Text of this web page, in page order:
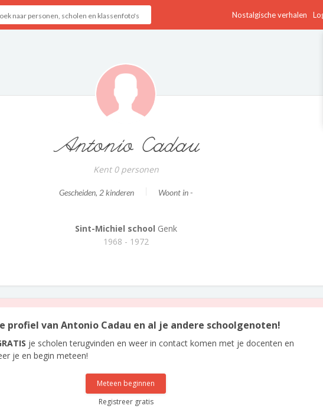
Nostalgische verhalen
Antonio Cadau
Kent 0 personen
Gescheiden, 2 kinderen Woont in -
Sint-Michiel school Genk
1968 - 1972
profiel van Antonio Cadau en al je andere schoolgenoten!
je scholen terugvinden en weer in contact komen met je docenten en
je en begin meteen!
Meteen beginnen
Registreer gratis